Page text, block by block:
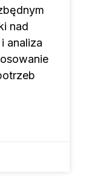
nad
analiza